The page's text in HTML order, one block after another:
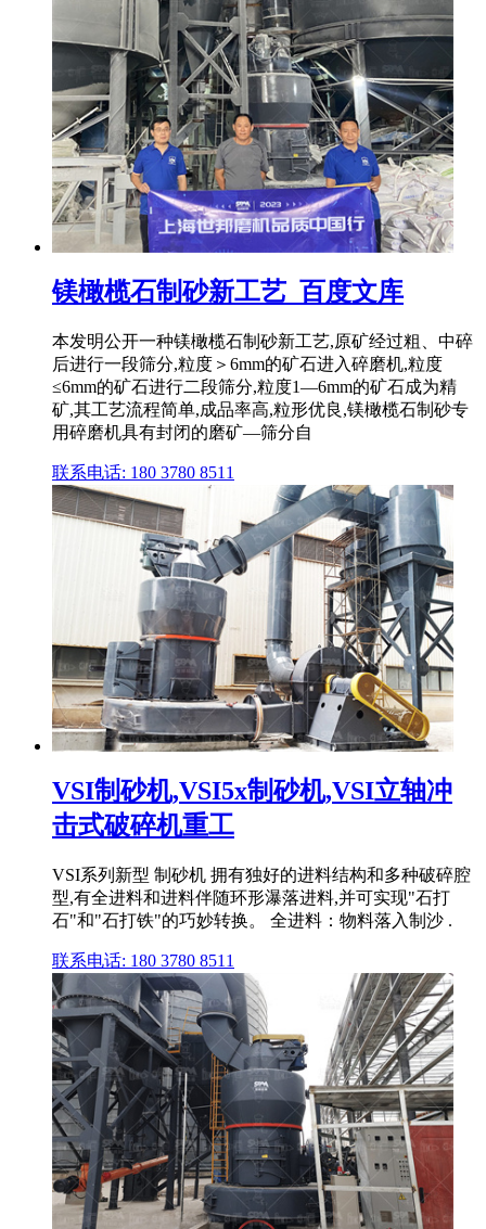
镁橄榄石制砂新工艺_百度文库
本发明公开一种镁橄榄石制砂新工艺,原矿经过粗、中碎
后进行一段筛分,粒度＞6mm的矿石进入碎磨机,粒度
≤6mm的矿石进行二段筛分,粒度1—6mm的矿石成为精
矿,其工艺流程简单,成品率高,粒形优良,镁橄榄石制砂专
用碎磨机具有封闭的磨矿—筛分自
联系电话: 180 3780 8511
VSI制砂机,VSI5x制砂机,VSI立轴冲
击式破碎机重工
VSI系列新型 制砂机 拥有独好的进料结构和多种破碎腔
型,有全进料和进料伴随环形瀑落进料,并可实现"石打
石"和"石打铁"的巧妙转换。 全进料：物料落入制沙 .
联系电话: 180 3780 8511